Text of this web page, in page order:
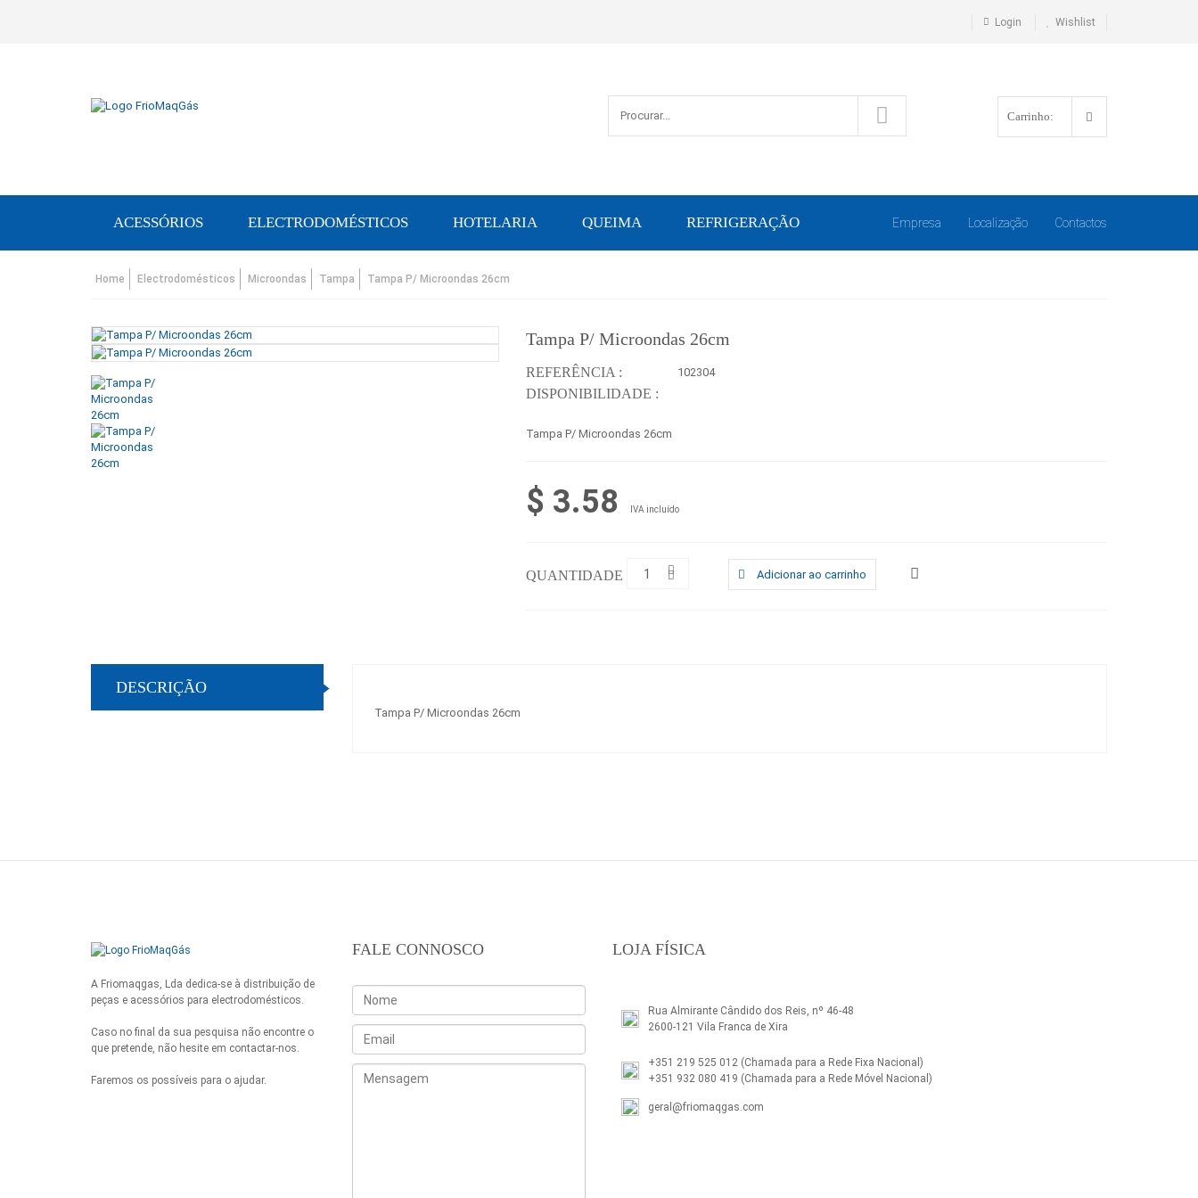
Login Wishlist
Carrinho:
ACESSÓRIOS ELECTRODOMÉSTICOS HOTELARIA QUEIMA REFRIGERAÇÃO Contactos
Localização
Empresa
Home Electrodomésticos Microondas Tampa Tampa P/ Microondas 26cm
Tampa P/ Microondas 26cm
REFERÊNCIA : 102304
DISPONIBILIDADE :
Tampa P/ Microondas 26cm
$ 3.58 IVA incluído
QUANTIDADE : Adicionar ao carrinho
DESCRIÇÃO
Tampa P/ Microondas 26cm
A Friomaqgas, Lda dedica-se à distribuição de
peças e acessórios para electrodomésticos.
Caso no final da sua pesquisa não encontre o
que pretende, não hesite em contactar-nos.
Faremos os possíveis para o ajudar.
FALE CONNOSCO LOJA FÍSICA
Rua Almirante Cândido dos Reis, nº 46-48
2600-121 Vila Franca de Xira
+351 219 525 012 (Chamada para a Rede Fixa Nacional)
+351 932 080 419 (Chamada para a Rede Móvel Nacional)
geral@friomaqgas.com